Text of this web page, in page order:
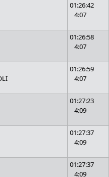
01:26:42
4:07
01:26:58
4:07
01:26:59
4:07
01:27:23
4:09
01:27:37
4:09
01:27:37
4:09